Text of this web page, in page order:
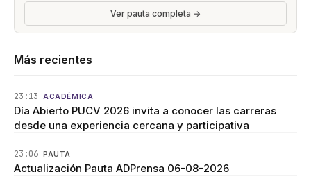
Ver pauta completa →
Más recientes
23:13 ACADÉMICA
Día Abierto PUCV 2026 invita a conocer las carreras
desde una experiencia cercana y participativa
23:06 PAUTA
Actualización Pauta ADPrensa 06-08-2026